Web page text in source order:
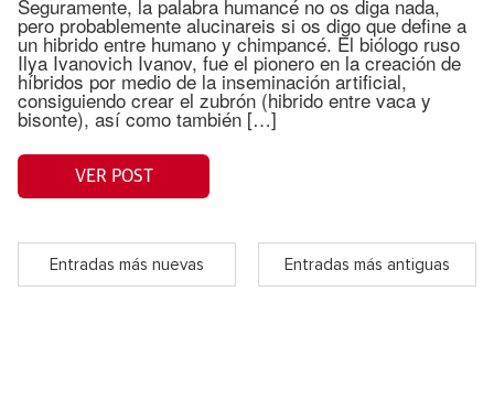
Seguramente, la palabra humancé no os diga nada,
pero probablemente alucinareis si os digo que define a
un hibrido entre humano y chimpancé. El biólogo ruso
Ilya Ivanovich Ivanov, fue el pionero en la creación de
híbridos por medio de la inseminación artificial,
consiguiendo crear el zubrón (hibrido entre vaca y
bisonte), así como también […]
VER POST
Entradas más nuevas Entradas más antiguas